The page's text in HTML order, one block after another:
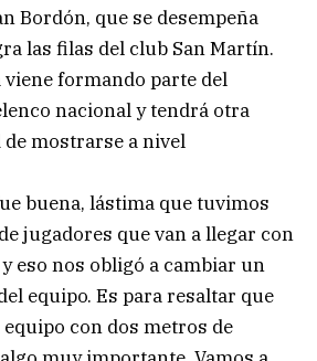
Bordón, que se desempeña
las filas del club San Martín.
formando parte del
nacional y tendrá otra
mostrarse a nivel
buena, lástima que tuvimos
jugadores que van a llegar con
eso nos obligó a cambiar un
equipo. Es para resaltar que
con dos metros de